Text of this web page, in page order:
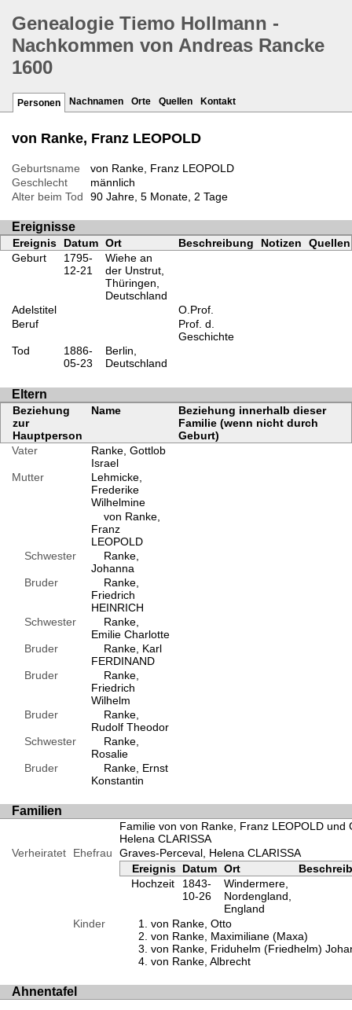
Genealogie Tiemo Hollmann -
Nachkommen von Andreas Rancke
1600
Personen Nachnamen Orte Quellen Kontakt
von Ranke, Franz LEOPOLD
Geburtsname
von Ranke, Franz LEOPOLD
Geschlecht
männlich
Alter beim Tod
90 Jahre, 5 Monate, 2 Tage
Ereignisse
Ereignis Datum Ort Beschreibung Notizen
Quellen
Geburt
1795-
12-21
Wiehe an
der Unstrut,
Thüringen,
Deutschland
Adelstitel
O.Prof.
Beruf
Prof. d.
Geschichte
Tod
1886-
05-23
Berlin,
Deutschland
Eltern
Beziehung
zur
Hauptperson
Name
Beziehung innerhalb dieser
Familie (wenn nicht durch
Geburt)
Vater
Ranke, Gottlob
Israel
Mutter
Lehmicke,
Frederike
Wilhelmine
von Ranke,
Franz
LEOPOLD
Schwester
Ranke,
Johanna
Bruder
Ranke,
Friedrich
HEINRICH
Schwester
Ranke,
Emilie Charlotte
Bruder
Ranke, Karl
FERDINAND
Bruder
Ranke,
Friedrich
Wilhelm
Bruder
Ranke,
Rudolf Theodor
Schwester
Ranke,
Rosalie
Bruder
Ranke, Ernst
Konstantin
Familien
Familie von von Ranke, Franz LEOPOLD und
Helena CLARISSA
Verheiratet
Ehefrau
Graves-Perceval, Helena CLARISSA
Ereignis Datum Ort
Hochzeit
1843-
10-26
Windermere,
Nordengland,
England
Kinder
von Ranke, Otto
von Ranke, Maximiliane (Maxa)
von Ranke, Friduhelm (Friedhelm)
von Ranke, Albrecht
Ahnentafel